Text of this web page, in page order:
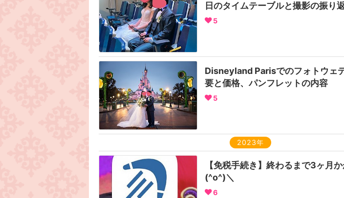
日のタイムテーブルと撮影の振り
5
Disneyland Parisでのフォトウ
要と価格、パンフレットの内容
5
2023年
【免税手続き】終わるまで3ヶ月
(^o^)＼
6